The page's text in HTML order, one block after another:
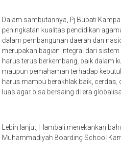
Dalam sambutannya, Pj Bupati
peningkatan kualitas pendidikan
dalam pembangunan daerah dan
merupakan bagian integral dari
harus terus berkembang, baik dalam
maupun pemahaman terhadap
harus mampu berakhlak baik, cerdas,
luas agar bisa bersaing di era
Lebih lanjut, Hambali menekankan
Muhammadiyah Boarding School